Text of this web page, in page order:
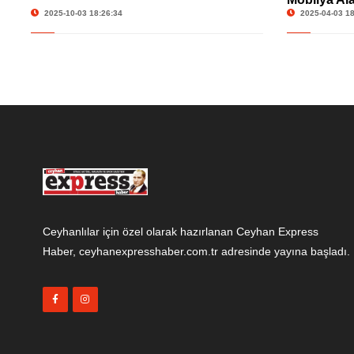
2025-10-03 18:26:34 2025-04-03
Ceyhanlılar için özel olarak hazırlanan Ceyhan Express
Haber, ceyhanexpresshaber.com.tr adresinde yayına başladı.